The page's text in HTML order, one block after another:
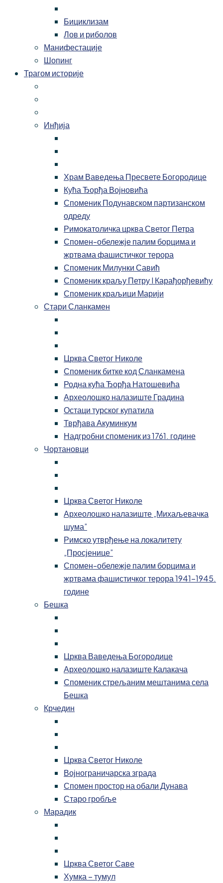
Бициклизам
Лов и риболов
Манифестације
Шопинг
Трагом историје
Инђија
Храм Ваведења Пресвете Богородице
Кућа Ђорђа Војновића
Споменик Подунавском партизанском
одреду
Римокатоличка црква Светог Петра
Спомен-обележје палим борцима и
жртвама фашистичког терора
Споменик Милунки Савић
Споменик краљу Петру I Карађорђевићу
Споменик краљици Марији
Стари Сланкамен
Црква Светог Николе
Споменик битке код Сланкамена
Родна кућа Ђорђа Натошевића
Археолошко налазиште Градина
Остаци турског купатила
Тврђава Акуминкум
Надгробни споменик из 1761. године
Чортановци
Црква Светог Николе
Археолошко налазиште „Михаљевачка
шума”
Римско утврђење на локалитету
„Просјенице”
Спомен-обележје палим борцима и
жртвама фашистичког терора 1941-1945.
године
Бешка
Црква Ваведења Богородице
Археолошко налазиште Калакача
Споменик стрељаним мештанима села
Бешка
Крчедин
Црква Светог Николе
Војнограничарска зграда
Спомен простор на обали Дунава
Старо гробље
Марадик
Црква Светог Саве
Хумка – тумул